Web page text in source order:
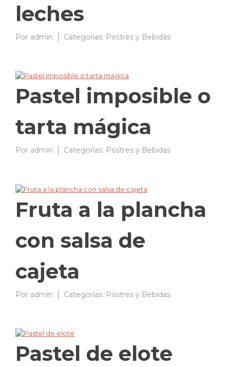
leches
Por admin 10/03/2009
Categorías: Postres y Bebidas
Pastel imposible o
tarta mágica
Por admin 10/03/2009
Categorías: Postres y Bebidas
Fruta a la plancha
con salsa de
cajeta
Por admin 10/03/2009
Categorías: Postres y Bebidas
Pastel de elote